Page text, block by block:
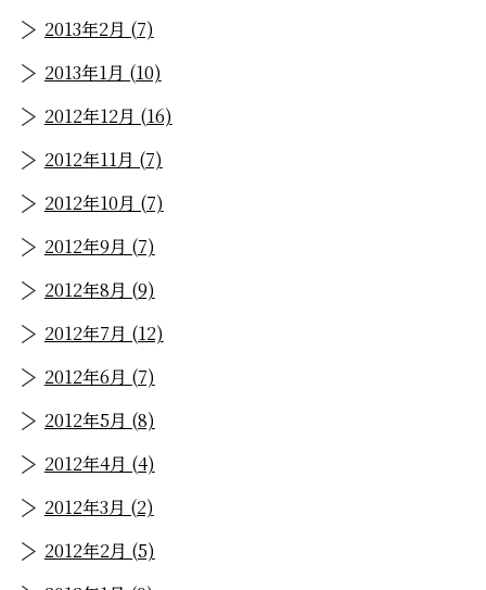
2013年2月 (7)
2013年1月 (10)
2012年12月 (16)
2012年11月 (7)
2012年10月 (7)
2012年9月 (7)
2012年8月 (9)
2012年7月 (12)
2012年6月 (7)
2012年5月 (8)
2012年4月 (4)
2012年3月 (2)
2012年2月 (5)